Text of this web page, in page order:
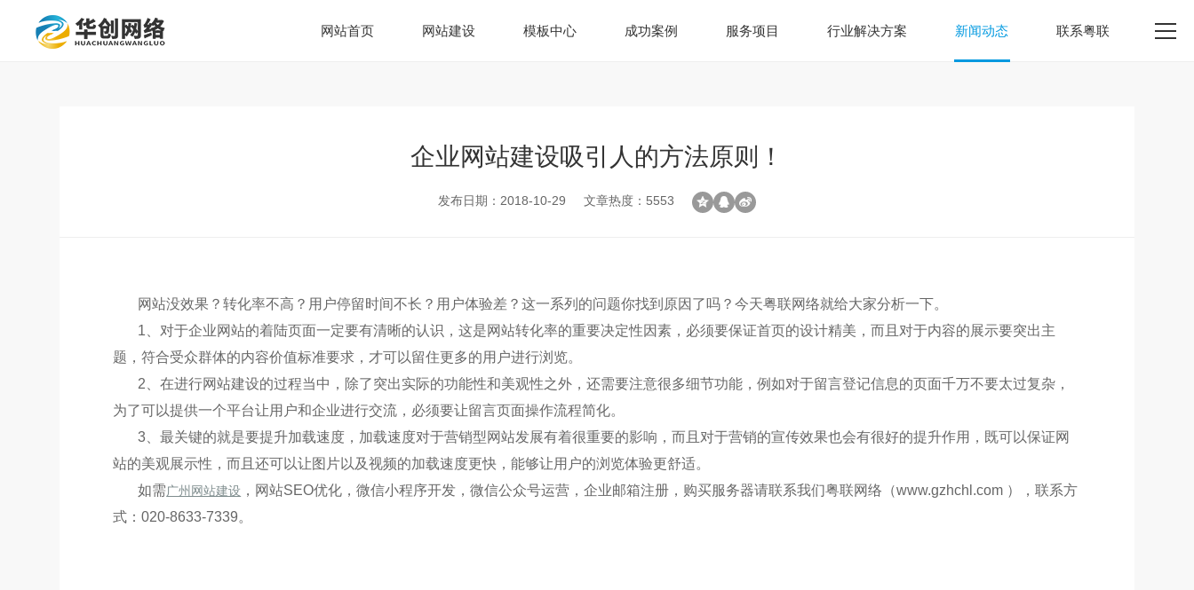
网站首页 网站建设 模板中心 成功案例 服务项目 行业解决方案 新闻动态 联系粤联
企业网站建设吸引人的方法原则！
发布日期：2018-10-29 文章热度：5553
网站没效果？转化率不高？用户停留时间不长？用户体验差？这一系列的问题你找到原因了吗？今天粤联网络就给大家分析一下。
1、对于企业网站的着陆页面一定要有清晰的认识，这是网站转化率的重要决定性因素，必须要保证首页的设计精美，而且对于内容的展示要突出主
题，符合受众群体的内容价值标准要求，才可以留住更多的用户进行浏览。
2、在进行网站建设的过程当中，除了突出实际的功能性和美观性之外，还需要注意很多细节功能，例如对于留言登记信息的页面千万不要太过复杂，
为了可以提供一个平台让用户和企业进行交流，必须要让留言页面操作流程简化。
3、最关键的就是要提升加载速度，加载速度对于营销型网站发展有着很重要的影响，而且对于营销的宣传效果也会有很好的提升作用，既可以保证网
站的美观展示性，而且还可以让图片以及视频的加载速度更快，能够让用户的浏览体验更舒适。
如需广州网站建设 ，网站SEO优化，微信小程序开发，微信公众号运营，企业邮箱注册，购买服务器请联系我们粤联网络（www.gzhchl.com ），联系方
式：020-8633-7339。